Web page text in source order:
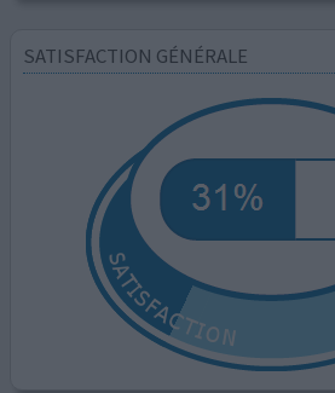
SATISFACTION GÉNÉRALE